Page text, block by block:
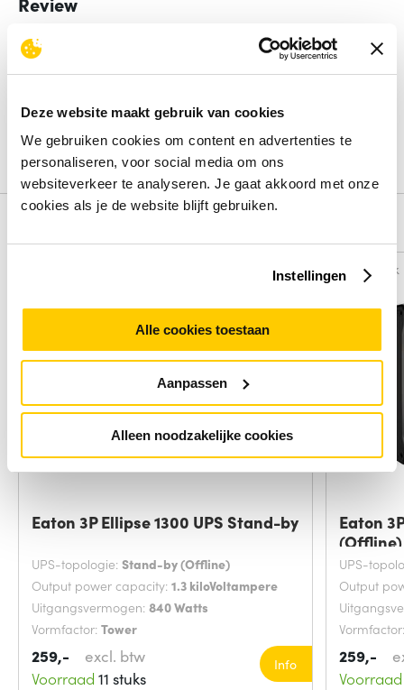
Deze website maakt gebruik van cookies
We gebruiken cookies om content en advertenties te
personaliseren, voor social media om ons
websiteverkeer te analyseren. Je gaat akkoord met onze
cookies als je de website blijft gebruiken.
Instellingen
Alle cookies toestaan
Aanpassen
Alleen noodzakelijke cookies
Beoordelingen binnenkort beschikbaar
review.
Schrijf een review
Eaton 3P Ellipse 1300 UPS Stand-by
UPS-topologie: Stand-by (Offline)
Output power capacity: 1.3 kiloVoltampere
Uitgangsvermogen: 840 Watts
Vormfactor: Tower
259,-
excl. btw
Voorraad 11 stuks
Info
Vergelijk
Eaton
(Offline)
UPS-
Output
259,-
Voorraad